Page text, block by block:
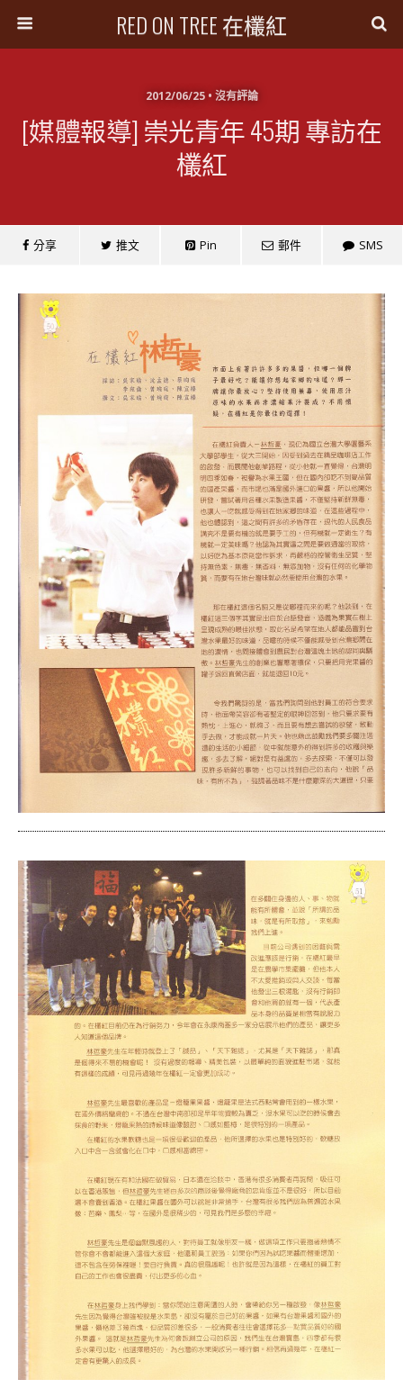
RED ON TREE 在欉紅
2012/06/25 • 沒有評論
[媒體報導] 崇光青年 45期 專訪在
欉紅
分享 推文 Pin 郵件 SMS